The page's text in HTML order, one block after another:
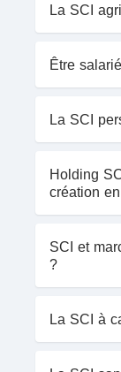
La SCI
Être
La SCI
Holding
création
SCI et
?
La SCI à